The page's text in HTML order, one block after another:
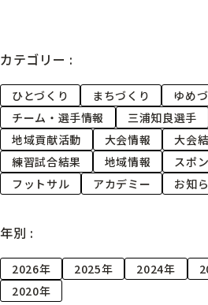
カテゴリー :
ひとづくり まちづくり
ゆめ
チーム・選手情報
三浦知良選手
地域貢献活動
大会情報 大会
練習試合結果
地域情報 スポ
フットサル
アカデミー お知
年別 :
2026年 2025年 2024年
2020年